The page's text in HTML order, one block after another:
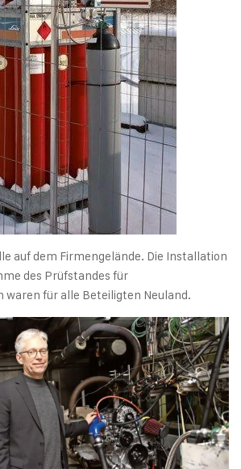
auf dem Firmengelände. Die Installation
des Prüfstandes für
für alle Beteiligten Neuland.